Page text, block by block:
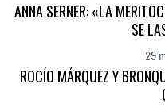
ANNA SERNER: «LA
SE
29
ROCÍO MÁRQUEZ Y